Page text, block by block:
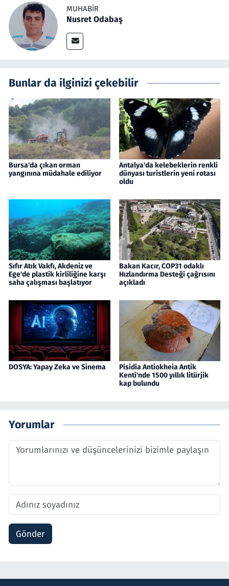
MUHABIR
Nusret Odabaş
Bunlar da ilginizi çekebilir
Bursa'da çıkan orman
yangınına müdahale ediliyor
Antalya'da kelebeklerin renkli
dünyası turistlerin yeni rotası
oldu
Sıfır Atık Vakfı, Akdeniz ve
Ege'de plastik kirliliğine karşı
saha çalışması başlatıyor
Bakan Kacır, COP31 odaklı
Hızlandırma Desteği çağrısını
açıkladı
DOSYA: Yapay Zeka ve Sinema
Pisidia Antiokheia Antik
Kenti'nde 1500 yıllık litürjik
kap bulundu
Yorumlar
Gönder